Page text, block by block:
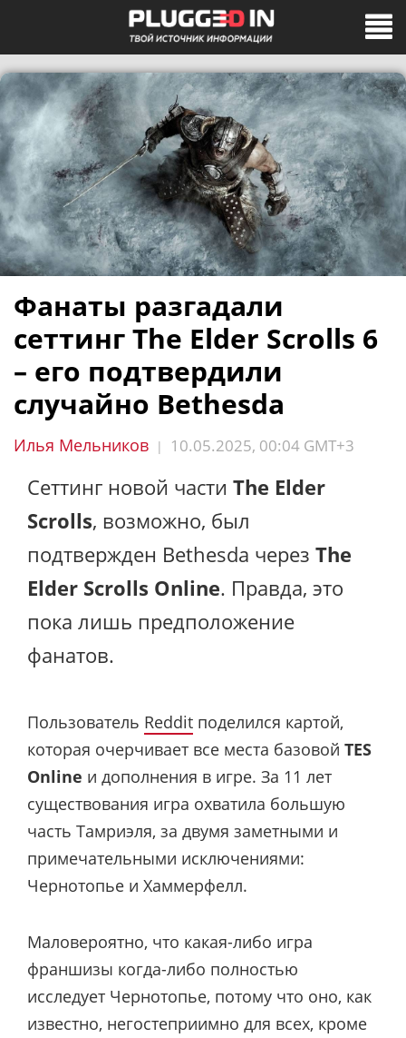
Фанаты разгадали
сеттинг The Elder Scrolls 6
– его подтвердили
случайно Bethesda
Илья Мельников | 10.05.2025, 00:04 GMT+3
Сеттинг новой части The Elder
Scrolls, возможно, был
подтвержден Bethesda через The
Elder Scrolls Online. Правда, это
пока лишь предположение
фанатов.
Пользователь Reddit поделился картой,
которая очерчивает все места базовой TES
Online и дополнения в игре. За 11 лет
существования игра охватила большую
часть Тамриэля, за двумя заметными и
примечательными исключениями:
Чернотопье и Хаммерфелл.
Маловероятно, что какая-либо игра
франшизы когда-либо полностью
исследует Чернотопье, потому что оно, как
известно, негостеприимно для всех, кроме